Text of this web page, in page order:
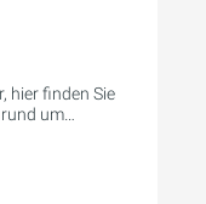
hier finden Sie
um